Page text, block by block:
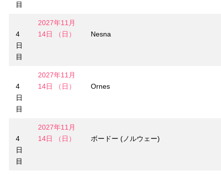
目
4
日
目
2027年11月
14日 （日）
Nesna
4
日
目
2027年11月
14日 （日）
Ornes
4
日
目
2027年11月
14日 （日）
ボードー (ノルウェー)